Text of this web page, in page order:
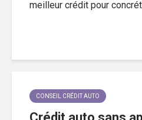
meilleur crédit pour
CONSEIL CRÉDIT AUTO